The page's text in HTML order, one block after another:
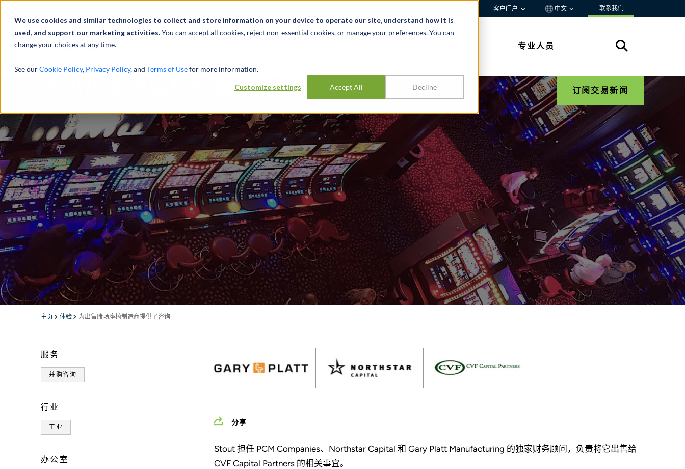
We use cookies and similar technologies to collect and store information on your device to operate our site, understand how it is
used, and support our marketing activities.You can accept all cookies, reject non-essential cookies, or manage your preferences. You can
change your choices at any time.
See ourCookie Policy, Privacy Policy, and Terms of Usefor more information.
Customize settings Accept All Decline
客户门户 中文 联系我们
专业人员
为出售赌场座椅制造商提供了咨询 订阅交易新闻
主页 体验 为出售赌场座椅制造商提供了咨询
服务
并购咨询
行业
工业
办公室
分享
Stout 担任 PCM Companies、Northstar Capital 和 Gary Platt Manufacturing 的独家财务顾问，负责将它出售给
CVF Capital Partners 的相关事宜。